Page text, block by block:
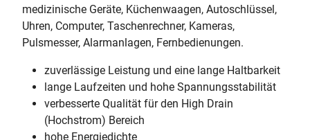
medizinische Geräte, Küchenwaagen, Autoschlüssel,
Uhren, Computer, Taschenrechner, Kameras,
Pulsmesser, Alarmanlagen, Fernbedienungen.
zuverlässige Leistung und eine lange Haltbarkeit
lange Laufzeiten und hohe Spannungsstabilität
verbesserte Qualität für den High Drain
(Hochstrom) Bereich
hohe Energiedichte